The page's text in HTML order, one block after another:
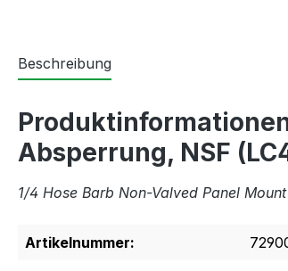
Beschreibung
Absperrung, NSF
1/4 Hose Barb Non-Valved Panel
Artikelnummer: